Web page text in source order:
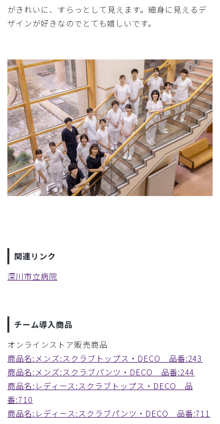
がきれいに、すらっとして見えます。細身に見えるデ
ザインが好きなのでとても嬉しいです。
関連リンク
深川市立病院
チーム導入商品
オンラインストア販売商品
商品名:メンズ:スクラブトップス・DECO 品番:243
商品名:メンズ:スクラブパンツ・DECO 品番:244
商品名:レディース:スクラブトップス・DECO 品
番:710
商品名:レディース:スクラブパンツ・DECO 品番:711